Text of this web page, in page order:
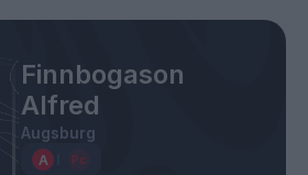
Finnbogason
Alfred
Augsburg